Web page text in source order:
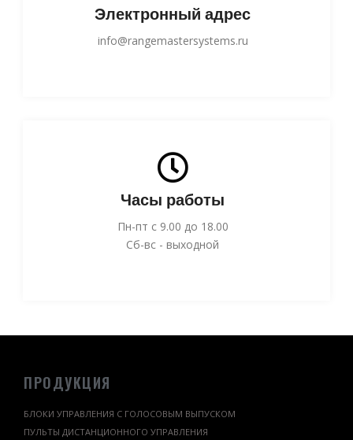
Электронный адрес
info@rangemastersystems.ru
Часы работы
Пн-пт с 9.00 до 18.00
Сб-вс - выходной
ПРОДУКЦИЯ
БЛОКИ УПРАВЛЕНИЯ С ГОЛОСОВЫМ ВЫПУСКОМ
ПУЛЬТЫ ДИСТАНЦИОННОГО УПРАВЛЕНИЯ